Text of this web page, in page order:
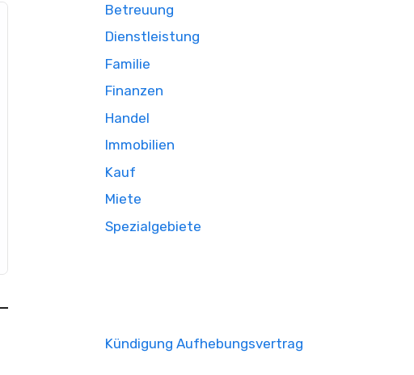
Betreuung
Dienstleistung
Familie
Finanzen
Handel
Immobilien
Kauf
Miete
Spezialgebiete
Kündigung Aufhebungsvertrag